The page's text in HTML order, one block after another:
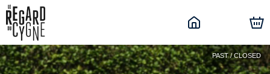
PAST / CLOSED